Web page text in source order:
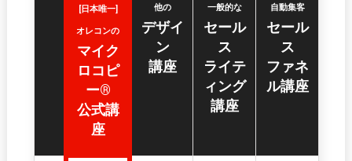
[日本唯一]
オレコンの
マイク
ロコピ
ー®
公式講
座
他の
デザイ
ン
講座
一般的な
セール
ス
ライテ
ィング
講座
自動集客
セール
ス
ファネ
ル講座